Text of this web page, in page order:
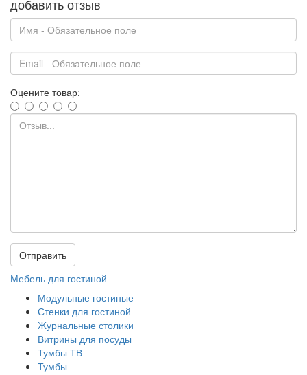
добавить отзыв
Оцените товар:
Отправить
Мебель для гостиной
Модульные гостиные
Стенки для гостиной
Журнальные столики
Витрины для посуды
Тумбы ТВ
Тумбы